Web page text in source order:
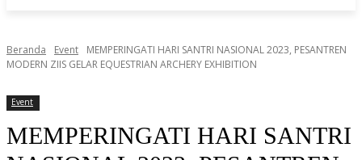
Beranda Event
MEMPERINGATI HARI SANTRI NASIONAL 2023, PESANTREN
MODERN ZIIS GELAR EQUESTRIAN ARCHERY EXHIBITION
Event
MEMPERINGATI HARI SANTRI